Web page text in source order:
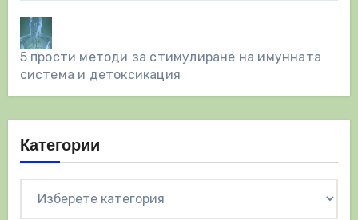
5 прости методи за стимулиране на имунната
система и детоксикация
Категории